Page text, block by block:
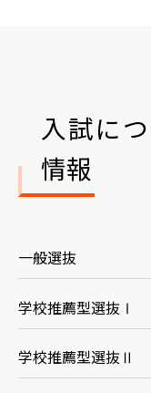
入試に
情報
一般選抜
学校推薦型選抜Ⅰ
学校推薦型選抜Ⅱ